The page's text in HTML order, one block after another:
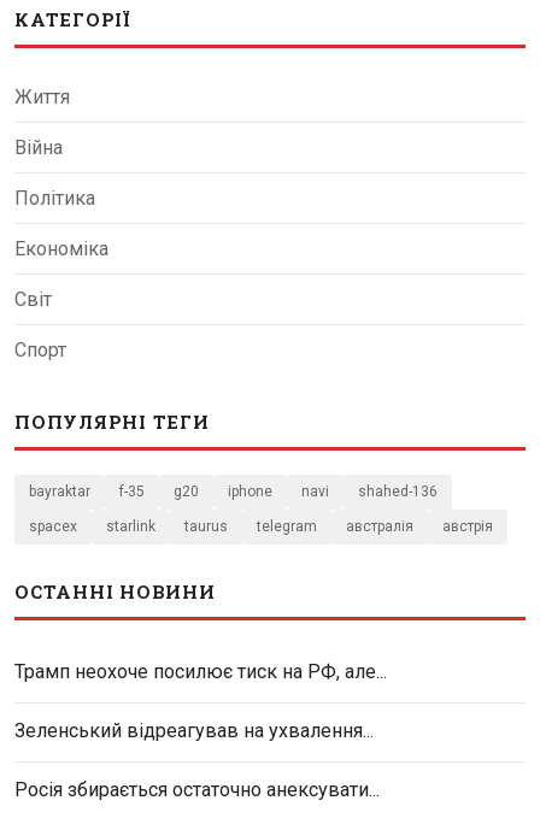
КАТЕГОРІЇ
Життя
Війна
Політика
Економіка
Світ
Спорт
ПОПУЛЯРНІ ТЕГИ
bayraktar f-35 g20 iphone navi shahed-136
spacex starlink taurus telegram австралія австрія
ОСТАННІ НОВИНИ
Трамп неохоче посилює тиск на РФ, але...
Зеленський відреагував на ухвалення...
Росія збирається остаточно анексувати...